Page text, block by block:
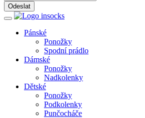
Odeslat
Pánské
Ponožky
Spodní prádlo
Dámské
Ponožky
Nadkolenky
Dětské
Ponožky
Podkolenky
Punčocháče